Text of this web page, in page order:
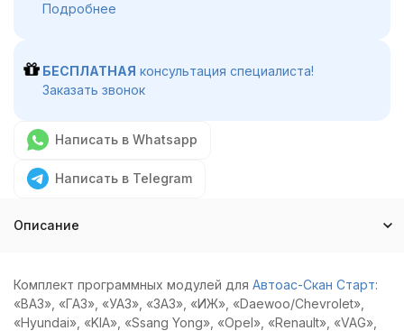
Подробнее
БЕСПЛАТНАЯ консультация специалиста!
Заказать звонок
Написать в Whatsapp
Написать в Telegram
Описание
Комплект программных модулей для Автоас-Скан Старт:
«ВАЗ», «ГАЗ», «УАЗ», «ЗАЗ», «ИЖ», «Daewoo/Chevrolet»,
«Hyundai», «KIA», «Ssang Yong», «Opel», «Renault», «VAG»,